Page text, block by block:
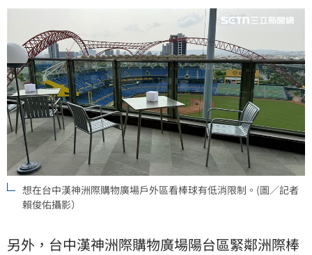
想在台中漢神洲際購物廣場戶外區看棒球有低消限制。(圖／記者
賴俊佑攝影）
另外，台中漢神洲際購物廣場陽台區緊鄰洲際棒